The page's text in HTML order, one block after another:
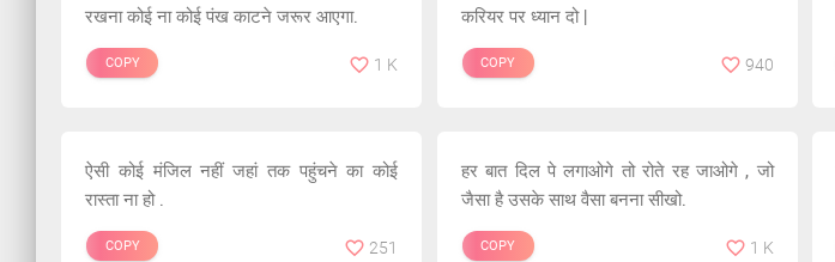
रखना कोई ना कोई पंख काटने जरूर आएगा.
COPY 1 K
करियर पर ध्यान दो |
COPY 940
ऐसी कोई मंजिल नहीं जहां तक पहुंचने का कोई
रास्ता ना हो .
COPY 251
हर बात दिल पे लगाओगे तो रोते रह जाओगे , जो
जैसा है उसके साथ वैसा बनना सीखो.
COPY 1 K